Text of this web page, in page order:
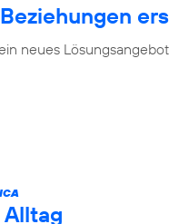
neues